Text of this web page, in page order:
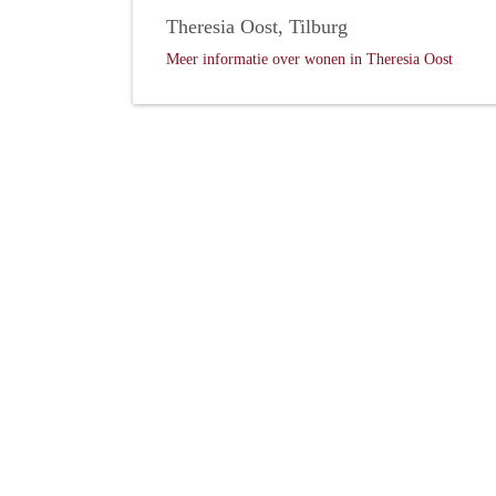
Theresia Oost, Tilburg
Meer informatie over wonen in Theresia Oost